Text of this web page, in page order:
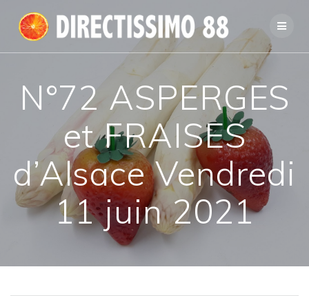
au
contenu
N°72 ASPERGES
et FRAISES
d’Alsace Vendredi
11 juin 2021